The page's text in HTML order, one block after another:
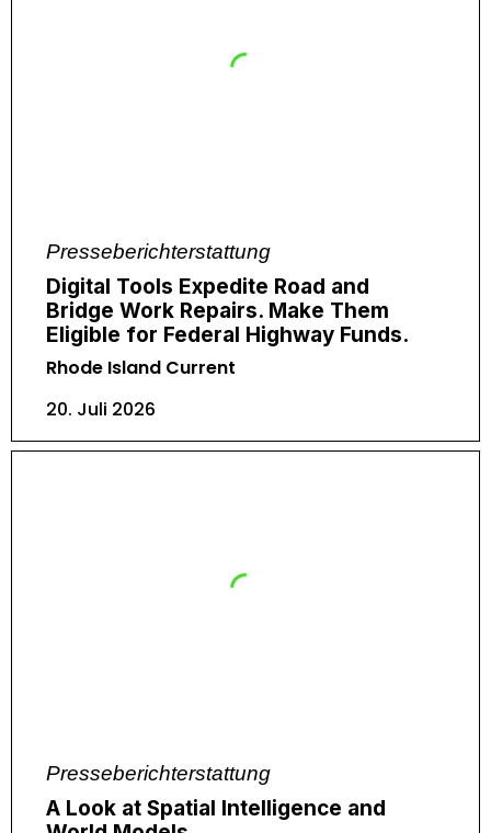
Presseberichterstattung
Digital Tools Expedite Road and
Bridge Work Repairs. Make Them
Eligible for Federal Highway Funds.
Rhode Island Current
20. Juli 2026
Presseberichterstattung
A Look at Spatial Intelligence and